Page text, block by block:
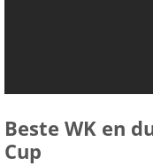
Beste WK en
Cup